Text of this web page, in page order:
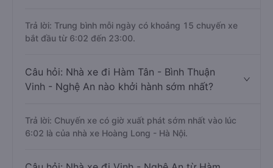
Trả lời: Trung bình mỗi ngày có khoảng 15 chuyến xe
bắt đầu từ 6:02 đến 23:00.
Câu hỏi: Nhà xe đi Hàm Tân - Bình Thuận
Vinh - Nghệ An nào khởi hành sớm nhất?
Trả lời: Chuyến xe có giờ xuất phát sớm nhất vào lúc
6:02 là của nhà xe Hoàng Long - Hà Nội.